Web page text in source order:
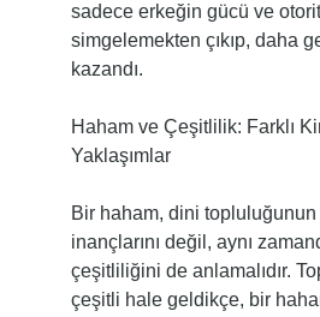
sadece erkeğin gücü ve
simgelemekten çıkıp, daha
kazandı.
Haham ve Çeşitlilik: Farklı
Yaklaşımlar
Bir haham, dini
inançlarını değil, aynı
çeşitliliğini de anlamalıdır.
çeşitli hale geldikçe, bir